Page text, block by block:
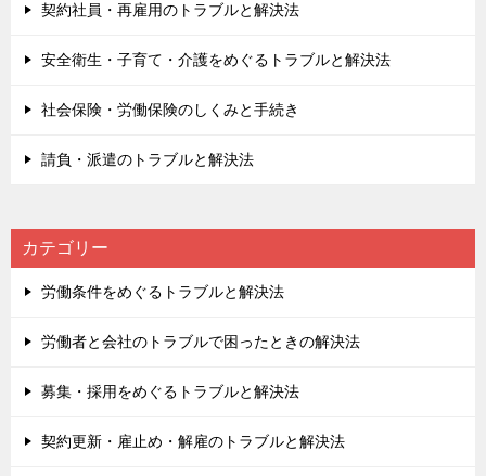
契約社員・再雇用のトラブルと解決法
安全衛生・子育て・介護をめぐるトラブルと解決法
社会保険・労働保険のしくみと手続き
請負・派遣のトラブルと解決法
カテゴリー
労働条件をめぐるトラブルと解決法
労働者と会社のトラブルで困ったときの解決法
募集・採用をめぐるトラブルと解決法
契約更新・雇止め・解雇のトラブルと解決法